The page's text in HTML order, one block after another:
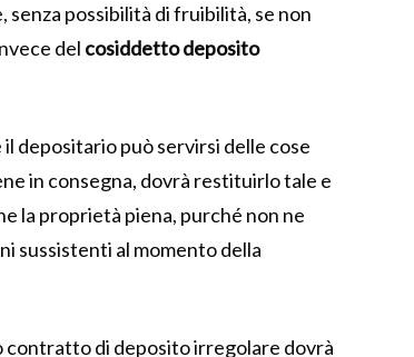
senza possibilità di fruibilità, se non
del cosiddetto deposito
depositario può servirsi delle cose
in consegna, dovrà restituirlo tale e
la proprietà piena, purché non ne
sussistenti al momento della
contratto di deposito irregolare dovrà